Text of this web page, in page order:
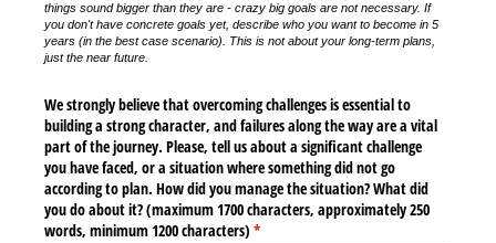
things sound bigger than they are - crazy big goals are not necessary. If
you don't have concrete goals yet, describe who you want to become in 5
years (in the best case scenario). This is not about your long-term plans,
just the near future.
We strongly believe that overcoming challenges is essential to
building a strong character, and failures along the way are a vital
part of the journey. Please, tell us about a significant challenge
you have faced, or a situation where something did not go
according to plan. How did you manage the situation? What did
you do about it? (maximum 1700 characters, approximately 250
words, minimum 1200 characters) *
(required)